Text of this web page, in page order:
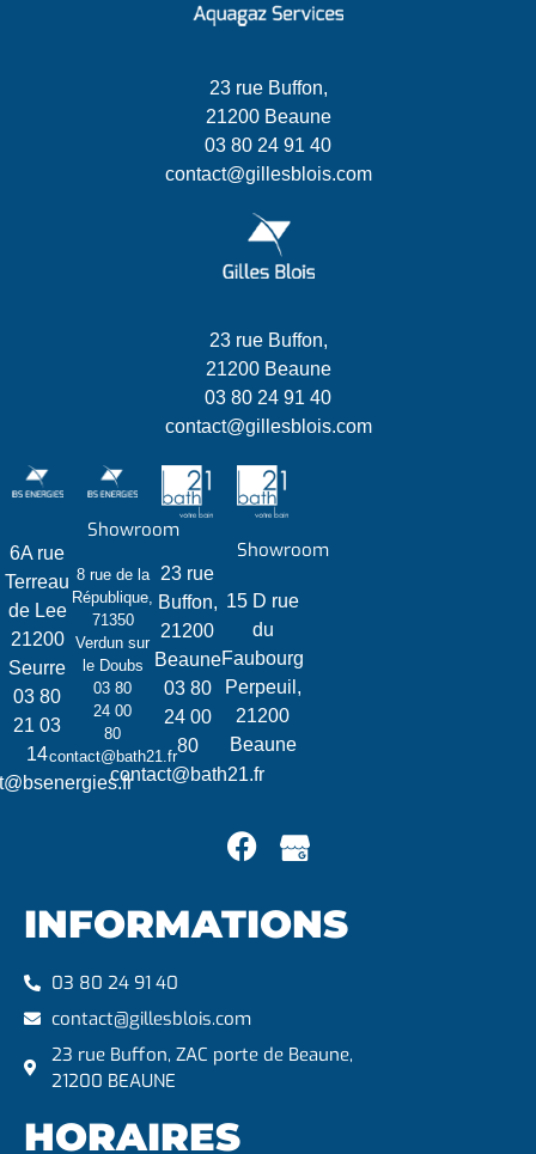
23 rue Buffon,
21200 Beaune
03 80 24 91 40
contact@gillesblois.com
23 rue Buffon,
21200 Beaune
03 80 24 91 40
contact@gillesblois.com
6A rue
Terreau
de Lee
21200
Seurre
03 80
21 03
14
Showroom
8 rue de la
République,
71350
Verdun sur
le Doubs
03 80
24 00
80
contact@bath21.fr
23 rue
Buffon,
21200
Beaune
03 80
24 00
80
contact@bath21.fr
Showroom
15 D rue
du
Faubourg
Perpeuil,
21200
Beaune
INFORMATIONS
03 80 24 91 40
contact@gillesblois.com
23 rue Buffon, ZAC porte de Beaune,
21200 BEAUNE
HORAIRES